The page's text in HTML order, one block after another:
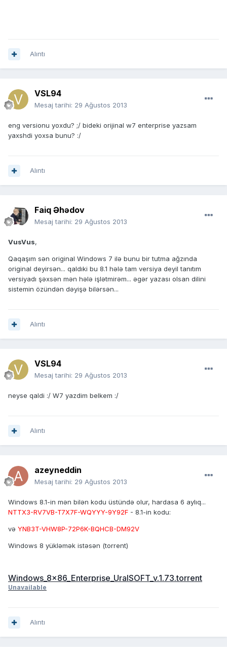
Alıntı
VSL94
Mesaj tarihi: 29 Ağustos 2013
eng versionu yoxdu? ;/ bideki orijinal w7 enterprise yazsam
yaxshdi yoxsa bunu? :/
Alıntı
Faiq Əhədov
Mesaj tarihi: 29 Ağustos 2013
VusVus,
Qaqaşım sən original Windows 7 ilə bunu bir tutma ağzında
original deyirsən... qaldıki bu 8.1 hələ tam versiya deyil tanıtım
versiyadı şəxsən mən hələ işlətmirəm... əgər yazası olsan dilini
sistemin özündən dəyişə bilərsən...
Alıntı
VSL94
Mesaj tarihi: 29 Ağustos 2013
neyse qaldi :/ W7 yazdim belkem :/
Alıntı
azeyneddin
Mesaj tarihi: 29 Ağustos 2013
Windows 8.1-in mən bilən kodu üstündə olur, hardasa 6 aylıq...
NTTX3-RV7VB-T7X7F-WQYYY-9Y92F - 8.1-in kodu:
və YNB3T-VHW8P-72P6K-BQHCB-DM92V
Windows 8 yükləmək istəsən (torrent)
Windows_8x86_Enterprise_UralSOFT_v.1.73.torrent
Unavailable
Alıntı